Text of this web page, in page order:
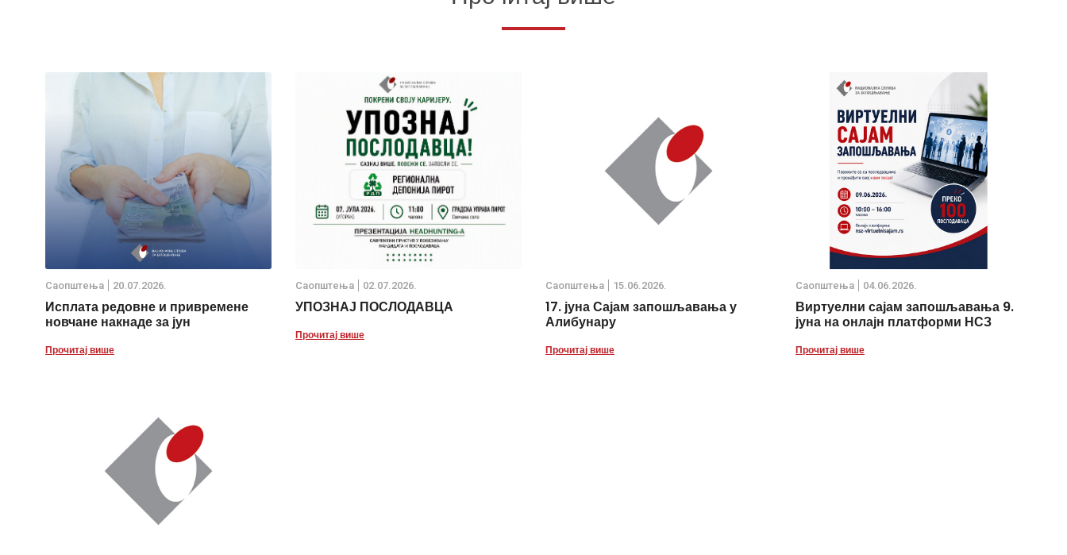
Саопштења 20.07.2026.
Исплата редовне и привремене
новчане накнаде за јун
Прочитај више
Саопштења 02.07.2026.
УПОЗНАЈ ПОСЛОДАВЦА
Прочитај више
Саопштења 15.06.2026.
17. јуна Сајам запошљавања у
Алибунару
Прочитај више
Саопштења 04.06.2026.
Виртуелни сајам запошљавања 9.
јуна на онлајн платформи НСЗ
Прочитај више